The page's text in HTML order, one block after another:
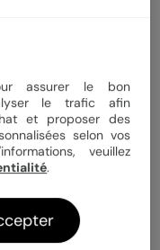
assurer le bon
le trafic afin
et proposer des
selon vos
veuillez
.